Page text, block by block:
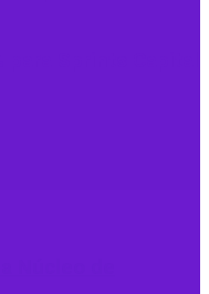
Sprints Capital
Núcleo de